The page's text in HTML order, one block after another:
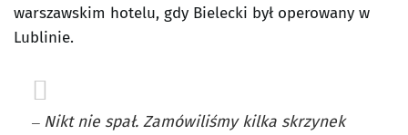
warszawskim hotelu, gdy Bielecki był operowany w
Lublinie.
– Nikt nie spał. Zamówiliśmy kilka skrzynek